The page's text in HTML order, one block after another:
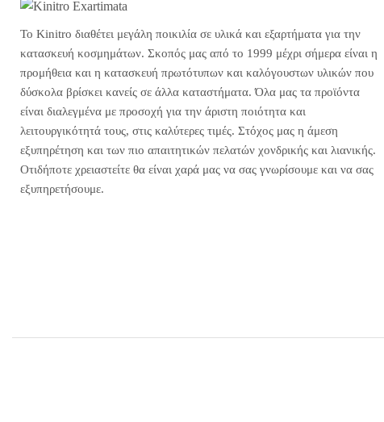
Το Kinitro διαθέτει μεγάλη ποικιλία σε υλικά και εξαρτήματα για την
κατασκευή κοσμημάτων. Σκοπός μας από το 1999 μέχρι σήμερα είναι η
προμήθεια και η κατασκευή πρωτότυπων και καλόγουστων υλικών που
δύσκολα βρίσκει κανείς σε άλλα καταστήματα. Όλα μας τα προϊόντα
είναι διαλεγμένα με προσοχή για την άριστη ποιότητα και
λειτουργικότητά τους, στις καλύτερες τιμές. Στόχος μας η άμεση
εξυπηρέτηση και των πιο απαιτητικών πελατών χονδρικής και λιανικής.
Οτιδήποτε χρειαστείτε θα είναι χαρά μας να σας γνωρίσουμε και να σας
εξυπηρετήσουμε.